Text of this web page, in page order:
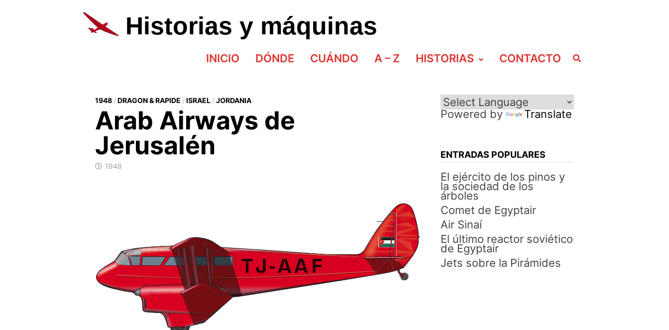
al
contenidoHistorias y máquinas
INICIO DÓNDE CUÁNDO A – Z HISTORIAS CONTACTO
1948/DRAGON & RAPIDE /ISRAEL/JORDANIA
Arab Airways de
Jerusalén
1948
Powered by Translate
ENTRADAS POPULARES
El ejército de los pinos y
la sociedad de los
árboles
Comet de Egyptair
Air Sinaí
El último reactor soviético
de Egyptair
Jets sobre la Pirámides